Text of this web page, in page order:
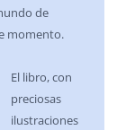
de
momento.
El libro, con
preciosas
ilustraciones